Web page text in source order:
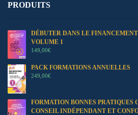
PRODUITS
DÉBUTER DANS LE
VOLUME 1
149,00€
PACK FORMATIONS ANNUELLES
249,00€
FORMATION BONNES PRATIQUES
CONSEIL INDÉPENDANT ET